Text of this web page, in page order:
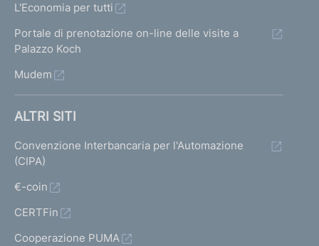
L'Economia per tutti
Portale di prenotazione on-line delle visite a
Palazzo Koch
Mudem
ALTRI SITI
Convenzione Interbancaria per l'Automazione
(CIPA)
€-coin
CERTFin
Cooperazione PUMA